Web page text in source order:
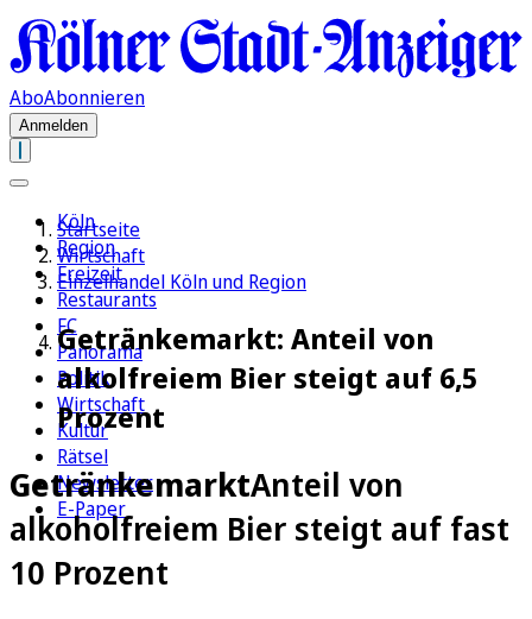
AboAbonnieren
Anmelden
Köln
Region
Freizeit
Restaurants
FC
Panorama
Politik
Wirtschaft
Kultur
Rätsel
Newsletter
E-Paper
Startseite
Wirtschaft
Einzelhandel Köln und Region
Getränkemarkt: Anteil von
alkolfreiem Bier steigt auf 6,5
Prozent
GetränkemarktAnteil von
alkoholfreiem Bier steigt auf fast
10 Prozent